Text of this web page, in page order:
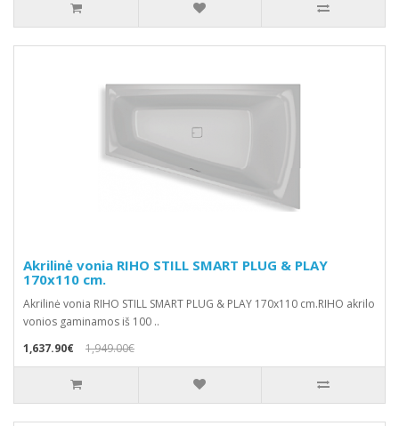
Akrilinė vonia RIHO STILL SMART PLUG & PLAY
170x110 cm.
Akrilinė vonia RIHO STILL SMART PLUG & PLAY 170x110 cm.RIHO akrilo
vonios gaminamos iš 100 ..
1,637.90€
1,949.00€